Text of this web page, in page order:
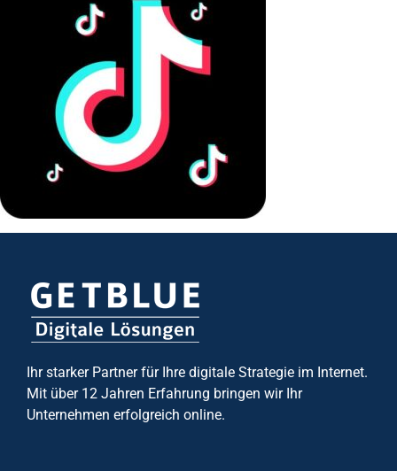
Ihr starker Partner für Ihre digitale Strategie im Internet.
Mit über 12 Jahren Erfahrung bringen wir Ihr
Unternehmen erfolgreich online.